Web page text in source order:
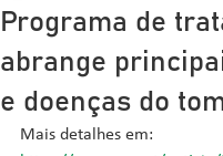
Programa de
abrange
e doenças do
Mais detalhes em: